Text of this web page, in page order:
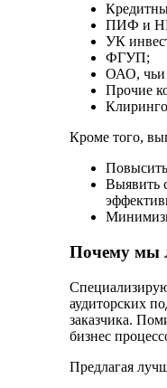
ПИФ и
УК
ФГУП;
ОАО, чьи
Прочие
Кроме того,
Выявить
Почему мы
аудиторских
заказчика.
бизнес
Предлагая